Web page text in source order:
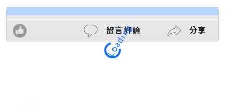
留言評論 分享
Loading